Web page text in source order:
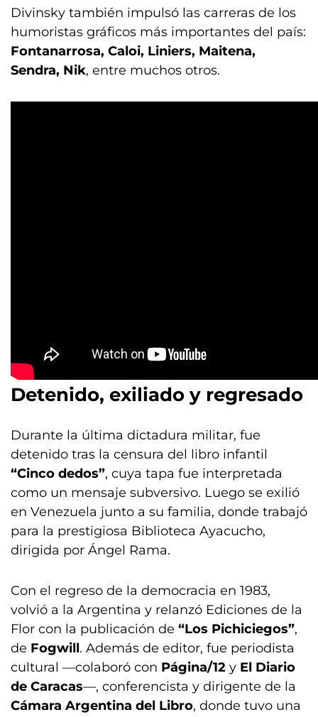
Divinsky también impulsó las carreras de los
humoristas gráficos más importantes del país:
Fontanarrosa, Caloi, Liniers, Maitena,
Sendra, Nik, entre muchos otros.
Detenido, exiliado y regresado
Durante la última dictadura militar, fue
detenido tras la censura del libro infantil
“Cinco dedos”, cuya tapa fue interpretada
como un mensaje subversivo. Luego se exilió
en Venezuela junto a su familia, donde trabajó
para la prestigiosa Biblioteca Ayacucho,
dirigida por Ángel Rama.
Con el regreso de la democracia en 1983,
volvió a la Argentina y relanzó Ediciones de la
Flor con la publicación de “Los Pichiciegos”,
de Fogwill. Además de editor, fue periodista
cultural —colaboró con Página/12 y El Diario
de Caracas—, conferencista y dirigente de la
Cámara Argentina del Libro, donde tuvo una